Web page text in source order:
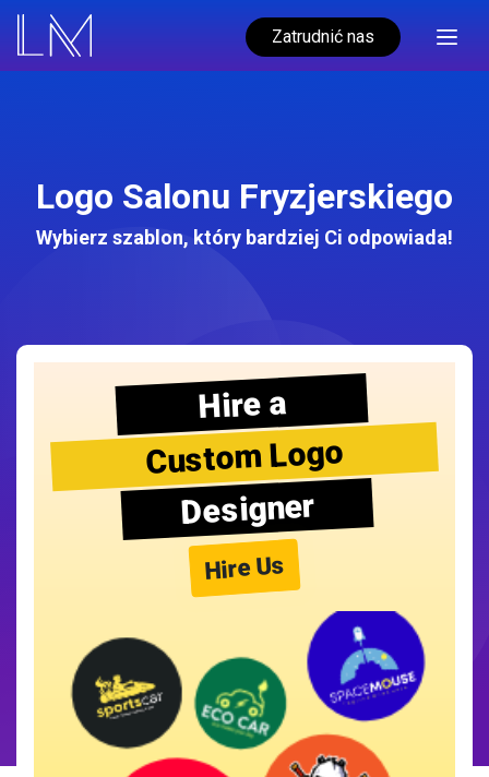
Zatrudnić nas
Logo Salonu Fryzjerskiego
Wybierz szablon, który bardziej Ci odpowiada!
Hire a
Custom Logo
Designer
Hire Us